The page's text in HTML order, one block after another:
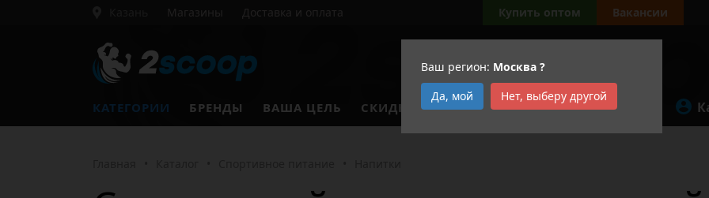
Ваш регион: Москва ?
Да, мой
Нет, выберу другой
Магазины Доставка и оплата Купить оптом Вакансии
КАТЕГОРИИ БРЕНДЫ ВАША ЦЕЛЬ СКИДКИ АКЦИИ